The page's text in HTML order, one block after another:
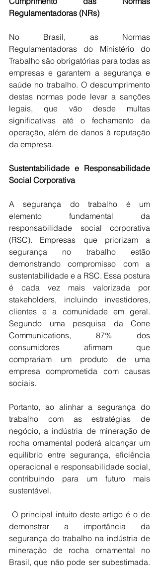
Regulamentadoras (NRs)
No Brasil, as Normas
Regulamentadoras do Ministério do
Trabalho são obrigatórias para todas as
empresas e garantem a segurança e
saúde no trabalho. O descumprimento
destas normas pode levar a sanções
legais, que vão desde multas
significativas até o fechamento da
operação, além de danos à reputação
da empresa.
Sustentabilidade e Responsabilidade
Social Corporativa
A segurança do trabalho é um
elemento fundamental da
responsabilidade social corporativa
(RSC). Empresas que priorizam a
segurança no trabalho estão
demonstrando compromisso com a
sustentabilidade e a RSC. Essa postura
é cada vez mais valorizada por
stakeholders, incluindo investidores,
clientes e a comunidade em geral.
Segundo uma pesquisa da Cone
Communications, 87% dos
consumidores afirmam que
comprariam um produto de uma
empresa comprometida com causas
sociais.
Portanto, ao alinhar a segurança do
trabalho com as estratégias de
negócio, a indústria de mineração de
rocha ornamental poderá alcançar um
equilíbrio entre segurança, eficiência
operacional e responsabilidade social,
contribuindo para um futuro mais
sustentável.
demonstrar a importância da
segurança do trabalho na indústria de
mineração de rocha ornamental no
Brasil, que não pode ser subestimada.